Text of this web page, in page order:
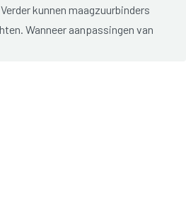
kunnen maagzuurbinders
Wanneer aanpassingen van
nog niet